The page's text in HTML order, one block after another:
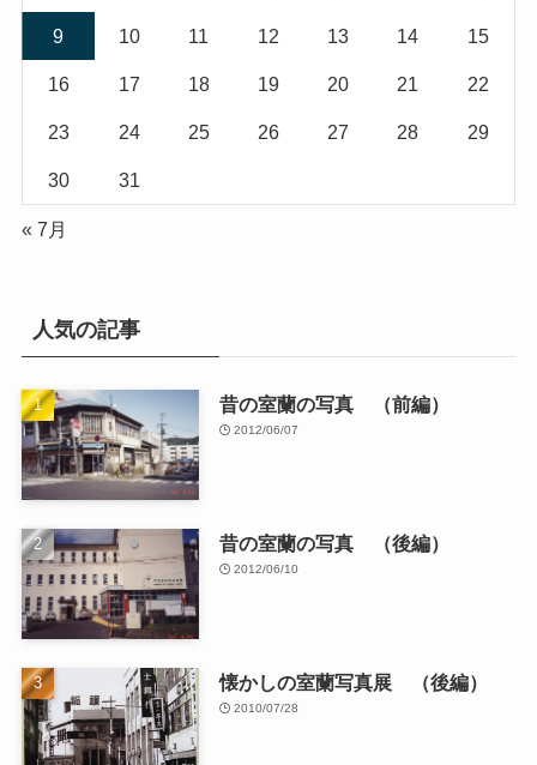
9 10 11 12 13 14 15
16 17 18 19 20 21 22
23 24 25 26 27 28 29
30 31
« 7月
人気の記事
昔の室蘭の写真 （前編）
2012/06/07
昔の室蘭の写真 （後編）
2012/06/10
懐かしの室蘭写真展 （後編）
2010/07/28